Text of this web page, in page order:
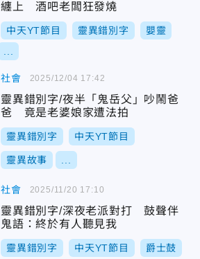
纏上 酒吧老闆狂發燒
中天YT節目 靈異錯別字 嬰靈
社會
靈異錯別字/夜半「鬼岳父」吵鬧爸
爸 竟是老婆娘家遭法拍
靈異錯別字 中天YT節目
靈異故事
2025/12/04 17:42
社會
靈異錯別字/深夜老派對打 鼓聲伴
鬼語：終於有人聽見我
靈異錯別字 中天YT節目 爵士鼓
2025/11/20 17:10